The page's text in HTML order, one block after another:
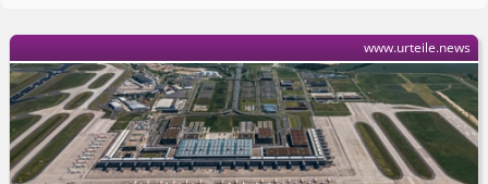
www.urteile.news